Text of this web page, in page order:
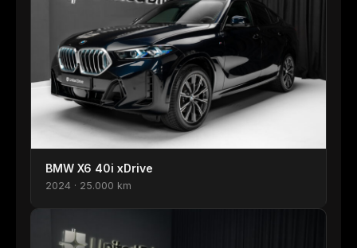
BMW X6 40i xDrive
2024 · 25.000 km